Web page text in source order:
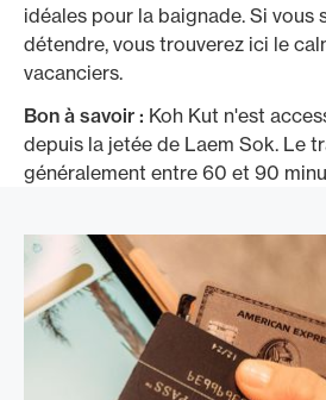
idéales pour la baignade. Si vous
détendre, vous trouverez ici le
vacanciers.
Bon à savoir : Koh Kut n'est
depuis la jetée de Laem Sok. Le
généralement entre 60 et 90